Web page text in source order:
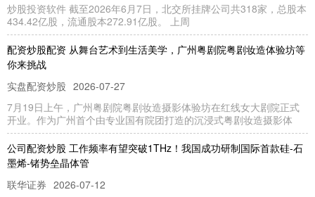
炒股投资软件 截至2026年6月7日，北交所挂牌公司共318家，总股本
434.42亿股，流通股本272.91亿股。 上周
配资炒股配资 从舞台艺术到生活美学，广州粤剧院粤剧妆造体验坊等
你来挑战
实盘配资炒股 2026-07-27
7月19日上午，广州粤剧院粤剧妆造摄影体验坊在红线女大剧院正式
开业。作为广州首个由专业国有院团打造的沉浸式粤剧妆造摄影体
公司配资炒股 工作频率有望突破1THz！我国成功研制国际首款硅-石
墨烯-锗势垒晶体管
联华证券 2026-07-12